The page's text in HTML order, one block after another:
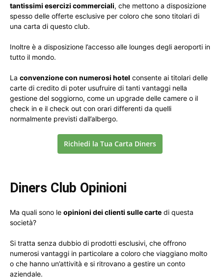
tantissimi esercizi commerciali, che mettono a disposizione
spesso delle offerte esclusive per coloro che sono titolari di
una carta di questo club.
Inoltre è a disposizione l’accesso alle lounges degli aeroporti in
tutto il mondo.
La convenzione con numerosi hotel consente ai titolari delle
carte di credito di poter usufruire di tanti vantaggi nella
gestione del soggiorno, come un upgrade delle camere o il
check in e il check out con orari differenti da quelli
normalmente previsti dall’albergo.
Richiedi la Tua Carta Diners
Diners Club Opinioni
Ma quali sono le opinioni dei clienti sulle carte di questa
società?
Si tratta senza dubbio di prodotti esclusivi, che offrono
numerosi vantaggi in particolare a coloro che viaggiano molto
o che hanno un’attività e si ritrovano a gestire un conto
aziendale.